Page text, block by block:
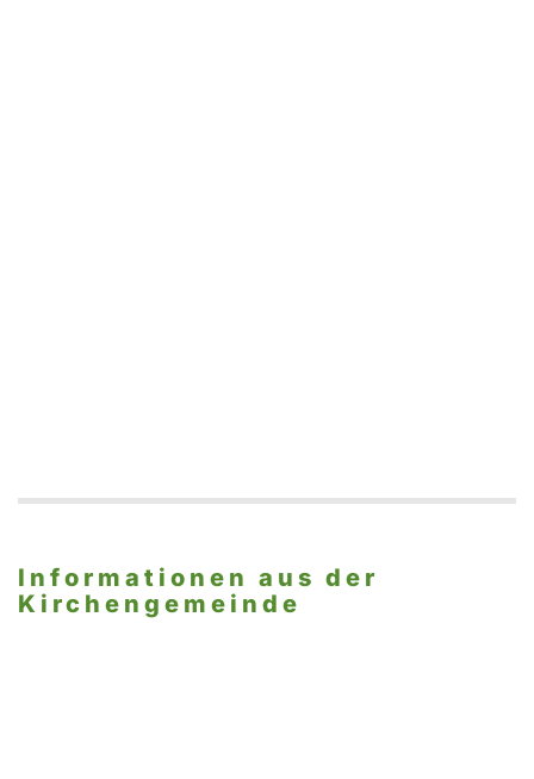
Informationen aus der
Kirchengemeinde